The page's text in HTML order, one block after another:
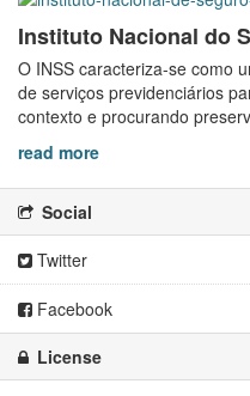
Instituto Nacional do
O INSS caracteriza-se como
de serviços previdenciários
contexto e procurando
read more
Social
Twitter
Facebook
License